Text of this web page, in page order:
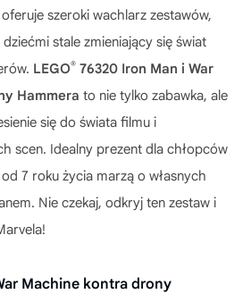
oferuje szeroki wachlarz zestawów,
stale zmieniający się świat
LEGO® 76320 Iron Man i War
Hammera to nie tylko zabawka, ale
się do świata filmu i
scen. Idealny prezent dla chłopców
7 roku życia marzą o własnych
Nie czekaj, odkryj ten zestaw i
Machine kontra drony